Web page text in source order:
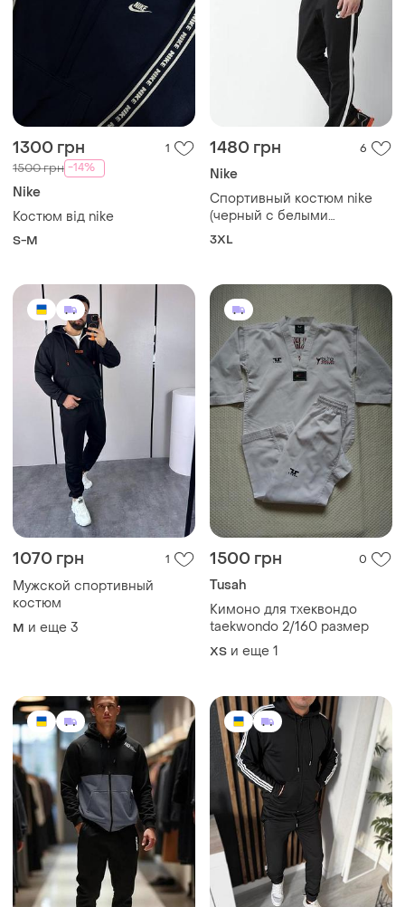
1300 грн 1
1500 грн -14%
Nike
Костюм від nike
S-M
1480 грн 6
Nike
Спортивный костюм nike
(черный с белыми
лампасами)
3XL
1070 грн 1
Мужской спортивный
костюм
M и еще 3
1500 грн 0
Tusah
Кимоно для тхеквондо
taekwondo 2/160 размер
XS и еще 1